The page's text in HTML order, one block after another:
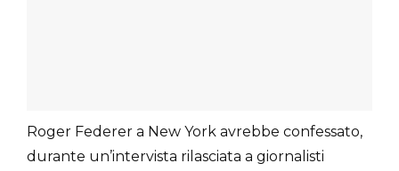
Roger Federer a New York avrebbe confessato,
durante un’intervista rilasciata a giornalisti